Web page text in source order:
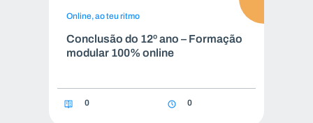
Online, ao teu ritmo
Conclusão do 12º ano – Formação
modular 100% online
0 0